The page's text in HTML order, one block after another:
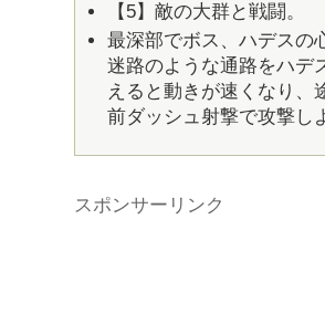
【5】敵の大群と戦闘。
最深部でボス、ハデスの
迷路のような通路をハデ
えると動きが速くなり、
前ダッシュ射撃で攻撃し
スポンサーリンク